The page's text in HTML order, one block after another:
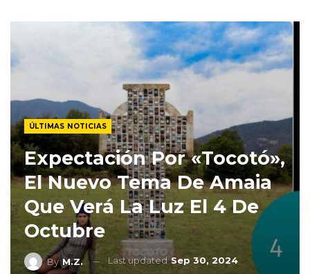
ÚLTIMAS NOTICIAS
Expectación Por «Tocotó»,
El Nuevo Tema De Amaia
Que Verá La Luz El 4 De
Octubre
ByM.Z. Last updatedSep 30, 2024